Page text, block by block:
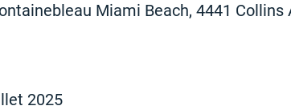
Miami Beach, 4441 Collins
2025